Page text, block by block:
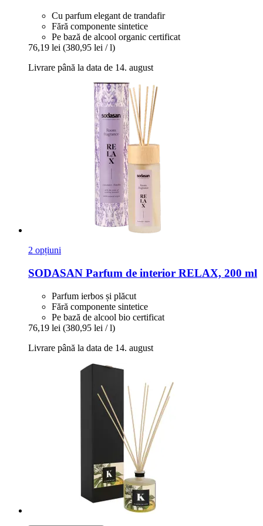
Cu parfum elegant de trandafir
Fără componente sintetice
Pe bază de alcool organic certificat
76,19 lei (380,95 lei / l)
Livrare până la data de 14. august
2 opțiuni
SODASAN Parfum de interior RELAX, 200 ml
Parfum ierbos și plăcut
Fără componente sintetice
Pe bază de alcool bio certificat
76,19 lei (380,95 lei / l)
Livrare până la data de 14. august